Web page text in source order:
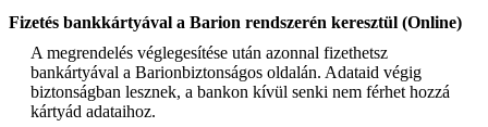
Fizetés bankkártyával a Barion rendszerén keresztül (Online)
A megrendelés véglegesítése után azonnal fizethetsz
bankártyával a Barionbiztonságos oldalán. Adataid végig
biztonságban lesznek, a bankon kívül senki nem férhet hozzá
kártyád adataihoz.